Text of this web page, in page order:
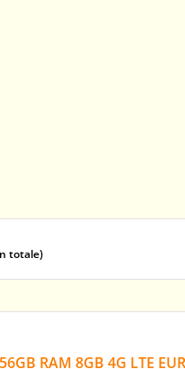
totale)
RAM 8GB 4G LTE